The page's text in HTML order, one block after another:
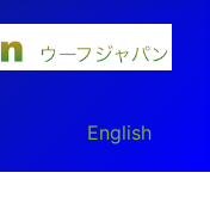
あなたが使う
English